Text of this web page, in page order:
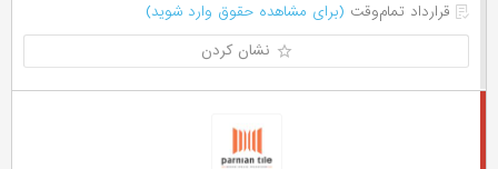
قرارداد تمام‌وقت (برای مشاهده حقوق وارد شوید)
نشان کردن